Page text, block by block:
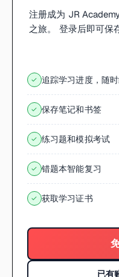
注册成为 JR
之旅。 登录后即可保
✓ 追踪学习进度，随
✓ 保存笔记和书签
✓ 练习题和模拟考试
✓ 错题本智能复习
✓ 获取学习证书
已有